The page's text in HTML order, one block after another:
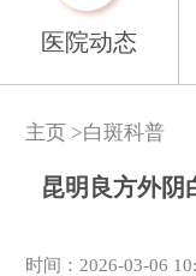
医院动态
主页 >白斑科普
昆明良方外阴
时间：2026-03-06